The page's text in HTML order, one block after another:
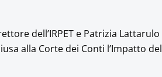
dell’IRPET e Patrizia
alla Corte dei Conti l’Impatto